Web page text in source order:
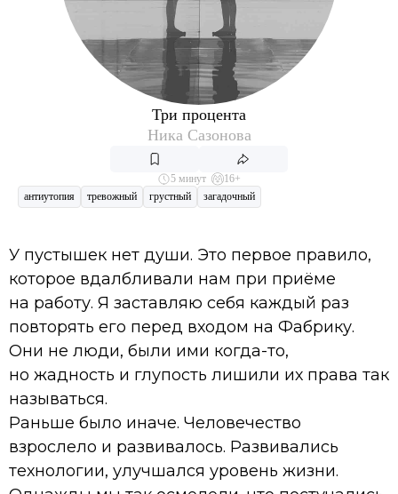
Три процента
Ника Сазонова
5 минут
16+
антиутопия
тревожный грустный загадочный
У пустышек нет души. Это первое правило,
которое вдалбливали нам при приёме
на работу. Я заставляю себя каждый раз
повторять его перед входом на Фабрику.
Они не люди, были ими когда-то,
но жадность и глупость лишили их права так
называться.
Раньше было иначе. Человечество
взрослело и развивалось. Развивались
технологии, улучшался уровень жизни.